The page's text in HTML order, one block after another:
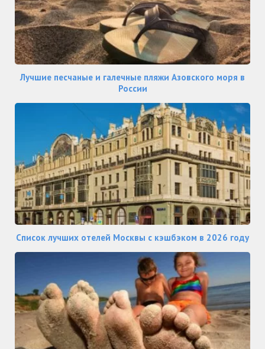
Лучшие песчаные и галечные пляжи Азовского моря в
России
Список лучших отелей Москвы с кэшбэком в 2026 году